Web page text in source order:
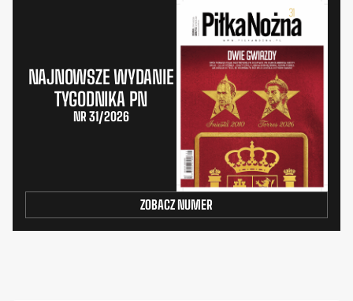
NAJNOWSZE WYDANIE
TYGODNIKA PN
NR 31/2026
ZOBACZ NUMER